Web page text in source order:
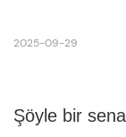
2025-09-29
Şöyle bir